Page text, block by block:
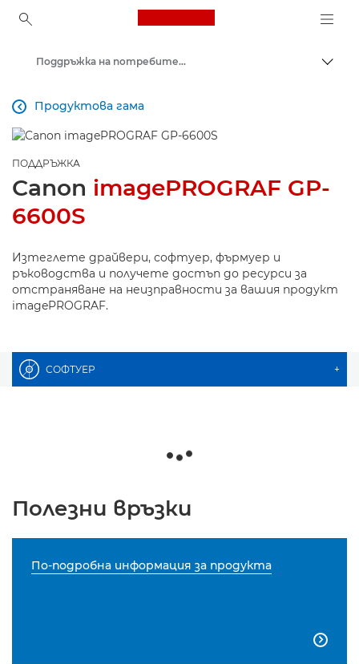
Canon Logo, back to
Поддръжка на потребителски продукти
Продуктова гама

ПОДДРЪЖКА
Canon imagePROGRAF GP-
6600S
Изтеглете драйвери, софтуер, фърмуер и
ръководства и получете достъп до ресурси за
отстраняване на неизправности за вашия продукт
imagePROGRAF.
СОФТУЕР +
Полезни връзки
По-подробна информация за продукта
